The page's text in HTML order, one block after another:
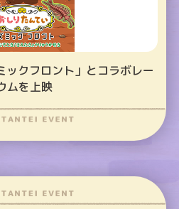
ックフロント」とコラボレー
ムを上映